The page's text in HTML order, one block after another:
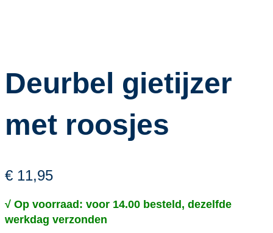
Deurbel gietijzer
met roosjes
€ 11,95
√ Op voorraad: voor 14.00 besteld, dezelfde
werkdag verzonden